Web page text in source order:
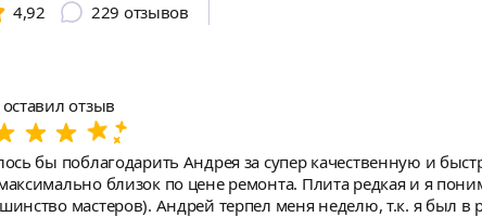
4,92
229 отзывов
отзыв
бы поблагодарить Андрея за супер качественную и
близок по цене ремонта. Плита редкая и я
мастеров). Андрей терпел меня неделю, т.к. я был